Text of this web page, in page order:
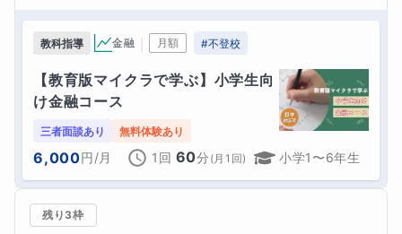
教科指導 金融 月額 #不登校
【教育版マイクラで学ぶ】小学生向
け金融コース
三者面談あり 無料体験あり
6,000円/月 1回 60分 ( 月1回) 小学1〜6年生
残り3枠